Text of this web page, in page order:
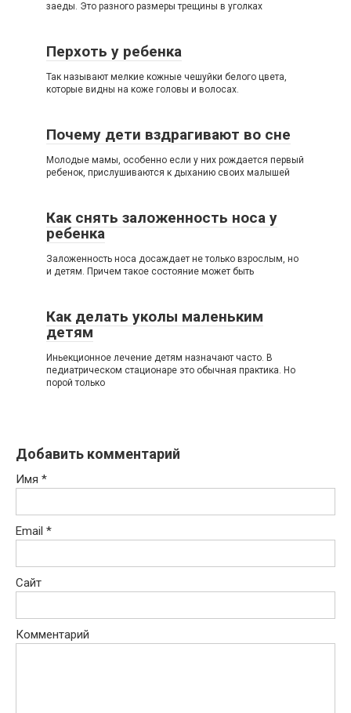
заеды. Это разного размеры трещины в уголках
Перхоть у ребенка
Так называют мелкие кожные чешуйки белого цвета,
которые видны на коже головы и волосах.
Почему дети вздрагивают во сне
Молодые мамы, особенно если у них рождается первый
ребенок, прислушиваются к дыханию своих малышей
Как снять заложенность носа у
ребенка
Заложенность носа досаждает не только взрослым, но
и детям. Причем такое состояние может быть
Как делать уколы маленьким
детям
Иньекционное лечение детям назначают часто. В
педиатрическом стационаре это обычная практика. Но
порой только
Добавить комментарий
Имя *
Email *
Сайт
Комментарий